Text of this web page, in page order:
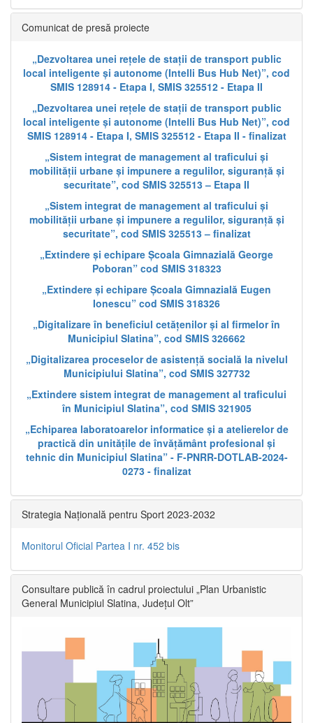
Comunicat de presă proiecte
„Dezvoltarea unei rețele de stații de transport public
local inteligente și autonome (Intelli Bus Hub Net)”, cod
SMIS 128914 - Etapa I, SMIS 325512 - Etapa II
„Dezvoltarea unei rețele de stații de transport public
local inteligente și autonome (Intelli Bus Hub Net)”, cod
SMIS 128914 - Etapa I, SMIS 325512 - Etapa II - finalizat
„Sistem integrat de management al traficului și
mobilității urbane și impunere a regulilor, siguranță și
securitate”, cod SMIS 325513 – Etapa II
„Sistem integrat de management al traficului și
mobilității urbane și impunere a regulilor, siguranță și
securitate”, cod SMIS 325513 – finalizat
„Extindere și echipare Școala Gimnazială George
Poboran” cod SMIS 318323
„Extindere și echipare Școala Gimnazială Eugen
Ionescu” cod SMIS 318326
„Digitalizare în beneficiul cetățenilor și al firmelor în
Municipiul Slatina”, cod SMIS 326662
„Digitalizarea proceselor de asistență socială la nivelul
Municipiului Slatina”, cod SMIS 327732
„Extindere sistem integrat de management al traficului
în Municipiul Slatina”, cod SMIS 321905
„Echiparea laboratoarelor informatice și a atelierelor de
practică din unitățile de învățământ profesional și
tehnic din Municipiul Slatina” - F-PNRR-DOTLAB-2024-
0273 - finalizat
Strategia Națională pentru Sport 2023-2032
Monitorul Oficial Partea I nr. 452 bis
Consultare publică în cadrul proiectului „Plan Urbanistic
General Municipiul Slatina, Județul Olt”